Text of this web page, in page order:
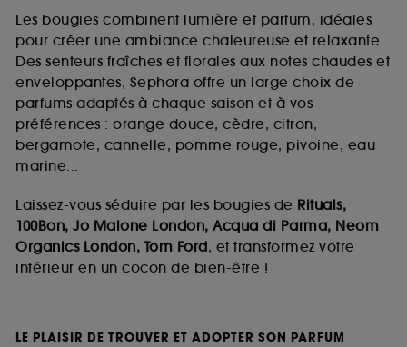
Les bougies combinent lumière et parfum, idéales
pour créer une ambiance chaleureuse et relaxante.
Des senteurs fraîches et florales aux notes chaudes et
enveloppantes, Sephora offre un large choix de
parfums adaptés à chaque saison et à vos
préférences : orange douce, cèdre, citron,
bergamote, cannelle, pomme rouge, pivoine, eau
marine...
Laissez-vous séduire par les bougies de Rituals,
100Bon, Jo Malone London, Acqua di Parma, Neom
Organics London, Tom Ford, et transformez votre
intérieur en un cocon de bien-être !
LE PLAISIR DE TROUVER ET ADOPTER SON PARFUM